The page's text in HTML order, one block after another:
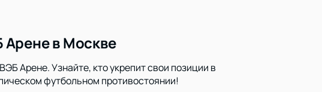
Арене в Москве
Арене. Узнайте, кто укрепит свои позиции в
футбольном противостоянии!